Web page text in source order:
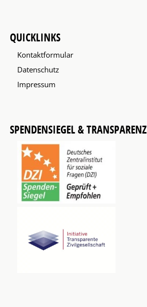
QUICKLINKS
Kontaktformular
Datenschutz
Impressum
SPENDENSIEGEL & TRANSPARENZ